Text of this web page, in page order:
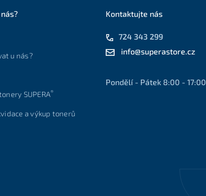
u nás?
SUPERA®
a výkup tonerů
Kontaktujte nás
724 343 299
info@superastore.cz
Pondělí - Pátek 8:00 - 17:00